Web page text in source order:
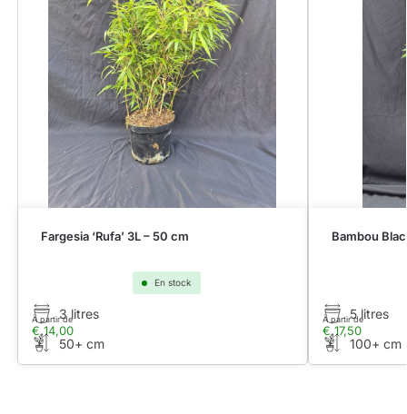
Fargesia ‘Rufa’ 3L – 50 cm
En stock
€14,00
À partir de3 litres
50+ cm
Bambou
€17,50
À partir de5 litres
100+ cm